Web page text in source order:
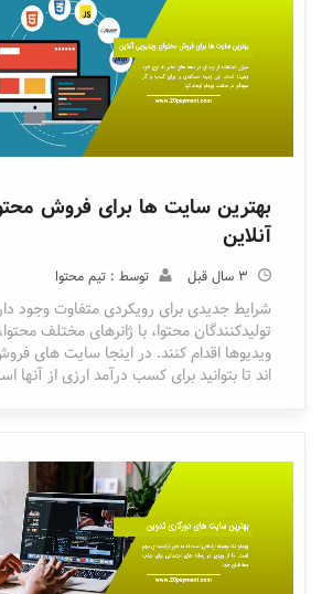
بهترین سایت ها برای فروش
آنلاین
3 سال قبل توسط : تیم محتوا
شرایط جدیدی برای رویکردی متفاوت وجود
تولیدکنندگان محتوا، با ژانرهای مختلف
ویدیوها اقدام کنند. در اینجا سایت های
اند تا بتوانید برای کسب درآمد ارزی از آنها